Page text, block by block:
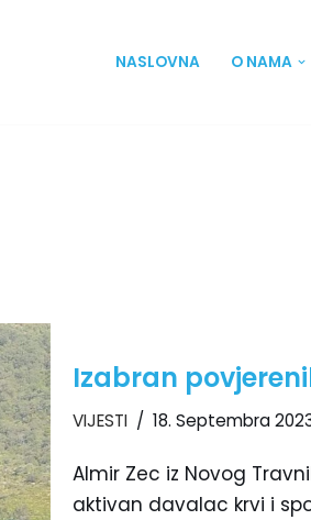
NASLOVNA O NAMA
Izabran
VIJESTI 18. Septembra
Almir Zec iz Novog
aktivan davalac krvi i